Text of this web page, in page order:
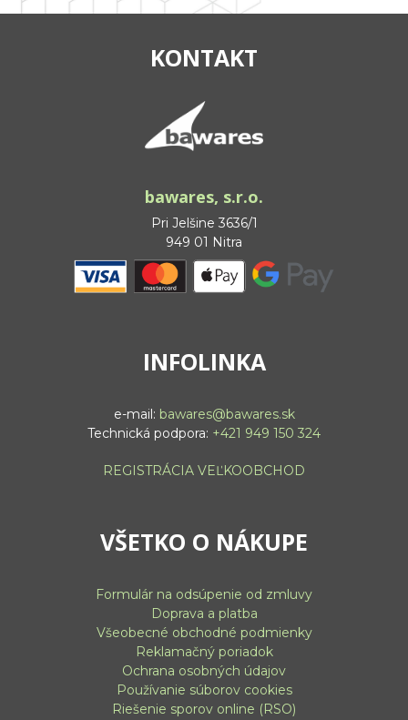
KONTAKT
bawares, s.r.o.
Pri Jelšine 3636/1
949 01 Nitra
INFOLINKA
e-mail: bawares@bawares.sk
Technická podpora: +421 949 150 324
REGISTRÁCIA VEĽKOOBCHOD
VŠETKO O NÁKUPE
Formulár na odsúpenie od zmluvy
Doprava a platba
Všeobecné obchodné podmienky
Reklamačný poriadok
Ochrana osobných údajov
Používanie súborov cookies
Riešenie sporov online (RSO)